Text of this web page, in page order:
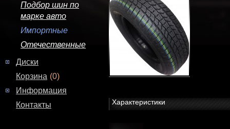
Подбор шин по
марке авто
Импортные
Отечественные
Диски
Корзина (0)
Информация
Контакты
Характеристики